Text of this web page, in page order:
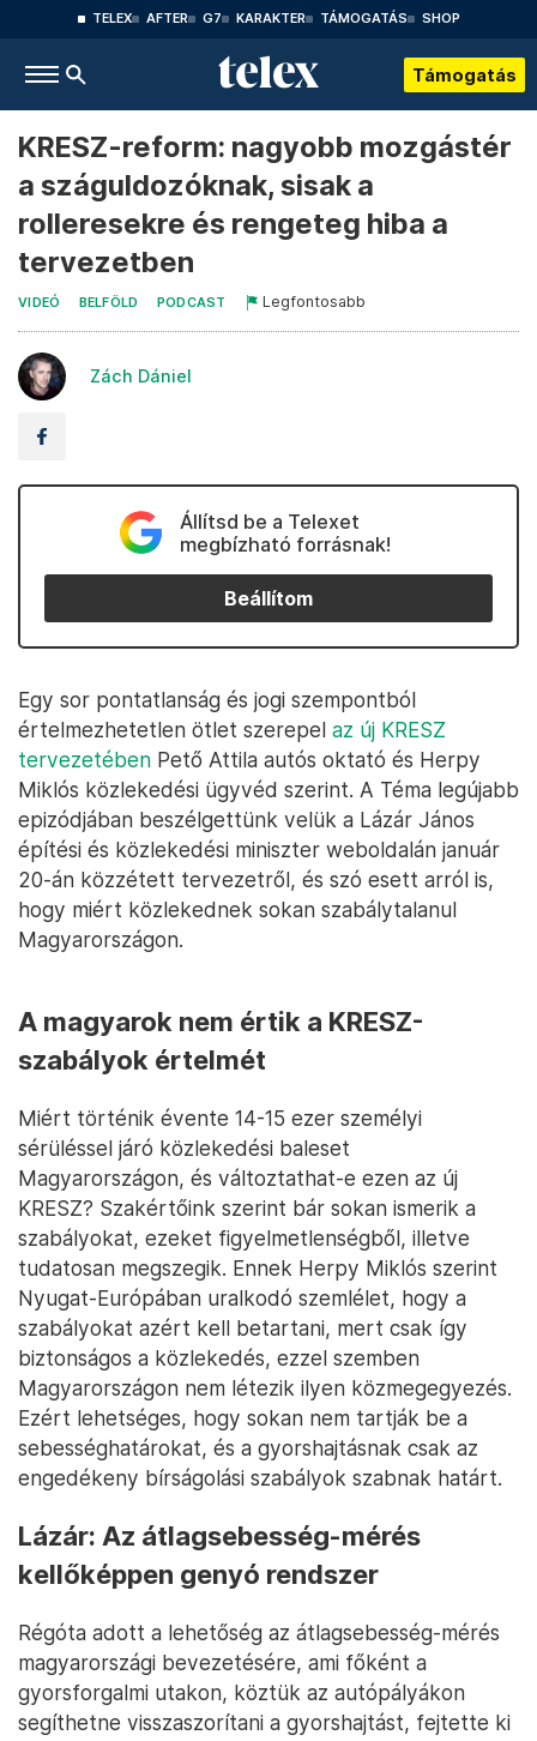
TELEX AFTER G7 KARAKTER TÁMOGATÁS SHOP
Támogatás
KRESZ-reform: nagyobb mozgástér
a száguldozóknak, sisak a
rolleresekre és rengeteg hiba a
tervezetben
VIDEÓ BELFÖLD PODCAST Legfontosabb
Zách Dániel
Állítsd be a Telexet
megbízható forrásnak!
Beállítom
Egy sor pontatlanság és jogi szempontból
értelmezhetetlen ötlet szerepel az új KRESZ
tervezetében Pető Attila autós oktató és Herpy
Miklós közlekedési ügyvéd szerint. A Téma legújabb
epizódjában beszélgettünk velük a Lázár János
építési és közlekedési miniszter weboldalán január
20-án közzétett tervezetről, és szó esett arról is,
hogy miért közlekednek sokan szabálytalanul
Magyarországon.
A magyarok nem értik a KRESZ-
szabályok értelmét
Miért történik évente 14-15 ezer személyi
sérüléssel járó közlekedési baleset
Magyarországon, és változtathat-e ezen az új
KRESZ? Szakértőink szerint bár sokan ismerik a
szabályokat, ezeket figyelmetlenségből, illetve
tudatosan megszegik. Ennek Herpy Miklós szerint
Nyugat-Európában uralkodó szemlélet, hogy a
szabályokat azért kell betartani, mert csak így
biztonságos a közlekedés, ezzel szemben
Magyarországon nem létezik ilyen közmegegyezés.
Ezért lehetséges, hogy sokan nem tartják be a
sebességhatárokat, és a gyorshajtásnak csak az
engedékeny bírságolási szabályok szabnak határt.
Lázár: Az átlagsebesség-mérés
kellőképpen genyó rendszer
Régóta adott a lehetőség az átlagsebesség-mérés
magyarországi bevezetésére, ami főként a
gyorsforgalmi utakon, köztük az autópályákon
segíthetne visszaszorítani a gyorshajtást, fejtette ki